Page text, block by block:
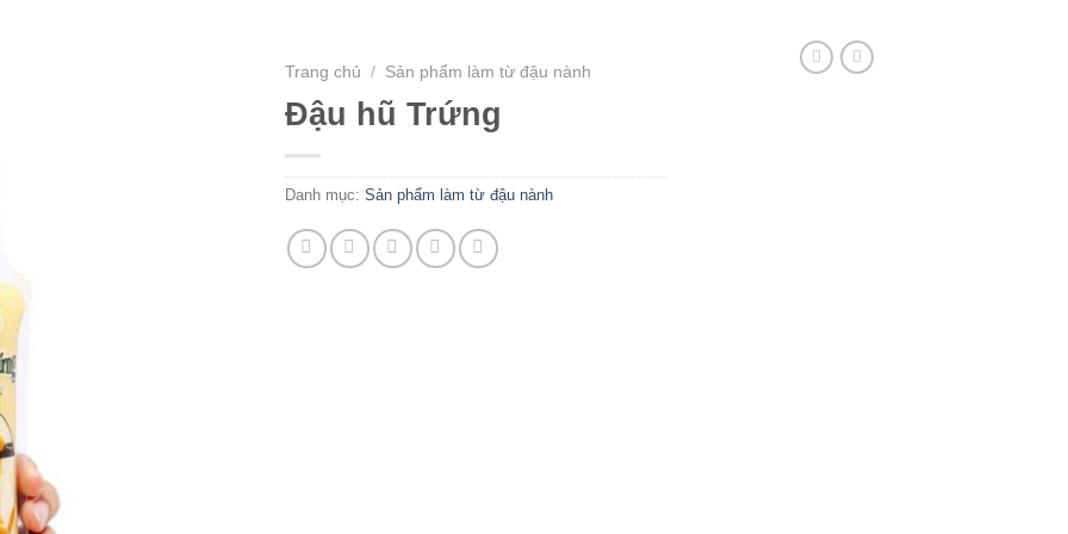
Trang chủ
/ Sản phẩm làm từ đậu nành
Đậu hũ Trứng
Danh mục: Sản phẩm làm từ đậu nành